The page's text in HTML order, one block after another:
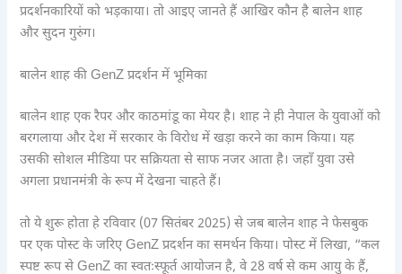
प्रदर्शनकारियों को भड़काया। तो आइए जानते हैं आखिर कौन है बालेन शाह
और सुदन गुरुंग।
बालेन शाह की GenZ प्रदर्शन में भूमिका
बालेन शाह एक रैपर और काठमांडू का मेयर है। शाह ने ही नेपाल के युवाओं को
बरगलाया और देश में सरकार के विरोध में खड़ा करने का काम किया। यह
उसकी सोशल मीडिया पर सक्रियता से साफ नजर आता है। जहाँ युवा उसे
अगला प्रधानमंत्री के रूप में देखना चाहते हैं।
तो ये शुरू होता हे रविवार (07 सितंबर 2025) से जब बालेन शाह ने फेसबुक
पर एक पोस्ट के जरिए GenZ प्रदर्शन का समर्थन किया। पोस्ट में लिखा, “कल
स्पष्ट रूप से GenZ का स्वतःस्फूर्त आयोजन है, वे 28 वर्ष से कम आयु के हैं,